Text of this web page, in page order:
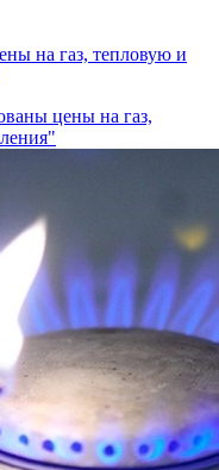
на газ, тепловую и
цены на газ,